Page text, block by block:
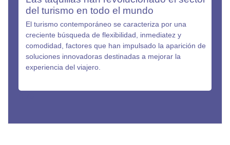
del turismo en todo el mundo
El turismo contemporáneo se caracteriza por una
creciente búsqueda de flexibilidad, inmediatez y
comodidad, factores que han impulsado la aparición de
soluciones innovadoras destinadas a mejorar la
experiencia del viajero.